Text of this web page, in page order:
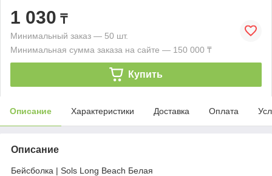
1 030 ₸
Минимальный заказ — 50 шт.
Минимальная сумма заказа на сайте — 150 000 ₸
Купить
Описание Характеристики Доставка Оплата
Описание
Бейсболка | Sols Long Beach Белая